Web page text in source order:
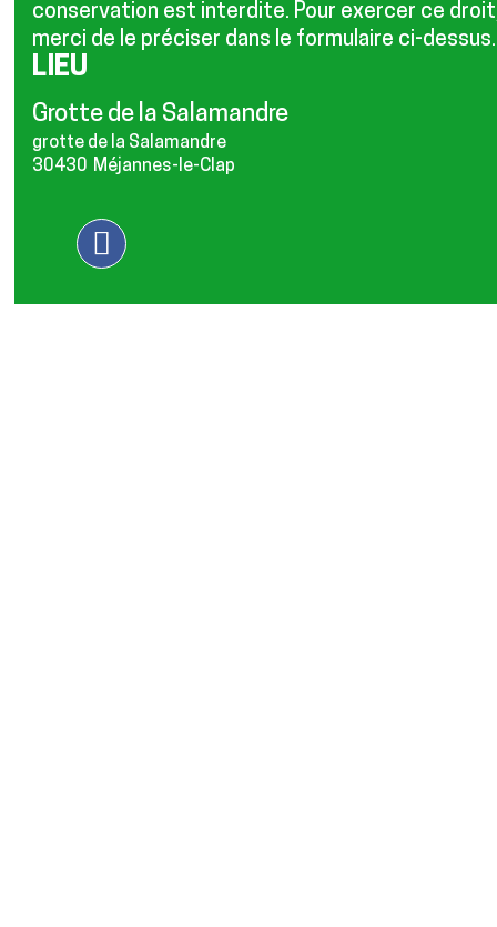
conservation est interdite. Pour exercer ce
merci de le préciser dans le formulaire ci-dessus.
LIEU
Grotte de la Salamandre
grotte de la Salamandre
30430 Méjannes-le-Clap